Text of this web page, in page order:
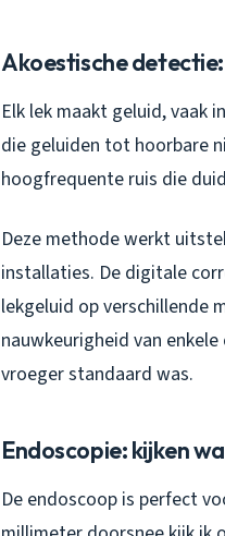
Akoestische
Elk lek maakt geluid, vaak
die geluiden tot hoorbare
hoogfrequente ruis die
Deze methode werkt
installaties. De digitale
lekgeluid op verschillende
nauwkeurigheid van
vroeger standaard was.
Endoscopie: kijken
De endoscoop is perfect